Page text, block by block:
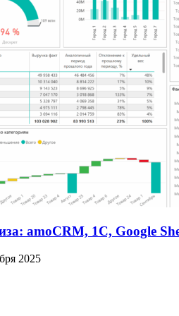
amoCRM, 1C, Google
2025